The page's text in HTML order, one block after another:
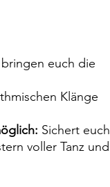
euch die
Klänge
Sichert euch
voller Tanz und